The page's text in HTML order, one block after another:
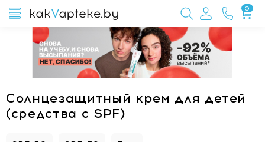
0
Солнцезащитный крем для детей
(средства с SPF)